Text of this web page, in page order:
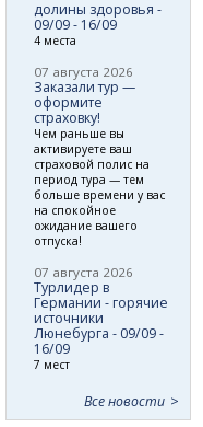
долины здоровья -
09/09 - 16/09
4 места
07 августа 2026
Заказали тур —
оформите
страховку!
Чем раньше вы
активируете ваш
страховой полис на
период тура — тем
больше времени у вас
на спокойное
ожидание вашего
отпуска!
07 августа 2026
Турлидер в
Германии - горячие
источники
Люнебурга - 09/09 -
16/09
7 мест
Все новости